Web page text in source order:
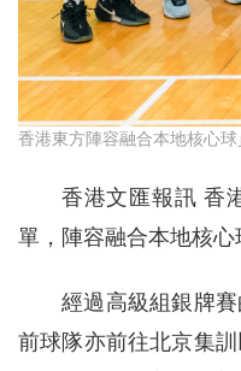
香港東方陣容融合本地核心
香港文匯報訊 香
單，陣容融合本地核心
經過高級組銀牌
前球隊亦前往北京集